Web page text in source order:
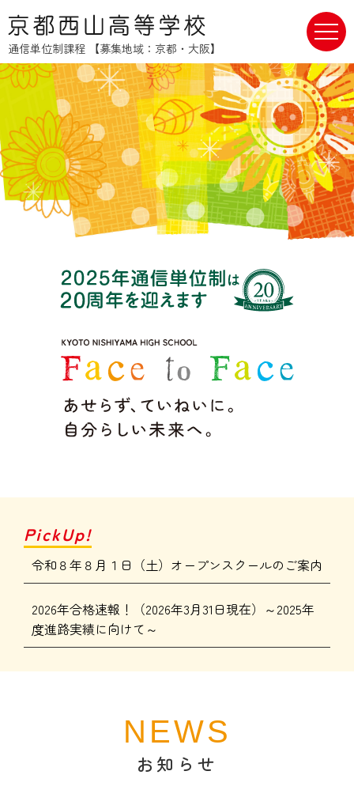
通信単位制課程 【募集地域：京都・大阪】
PickUp!
令和８年８月１日（土）オープンスクールのご案内
2026年合格速報！（2026年3月31日現在）～2025年
度進路実績に向けて～
NEWS
お知らせ